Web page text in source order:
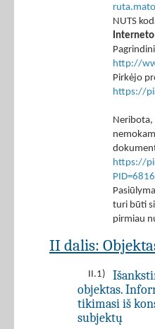
NUTS
Interneto
http://
Pirkėjo
https://
Neribota,
https://
turi būti
pirmiau
II dalis:
II.1)
objektas.
tikimasi iš
subjektų